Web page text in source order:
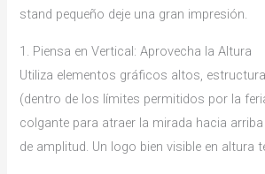
stand pequeño deje una gran impresión.
1. Piensa en Vertical: Aprovecha la Altura
Utiliza elementos gráficos altos,
(dentro de los límites permitidos por la
colgante para atraer la mirada hacia
de amplitud. Un logo bien visible en altura